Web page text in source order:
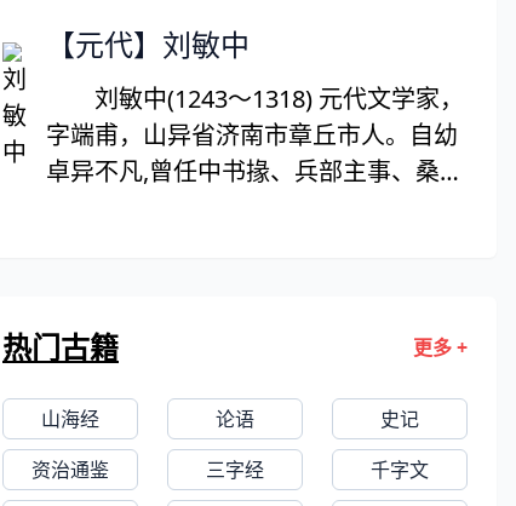
阔，含意深沉，在晚唐五代词中别树一
帜，对后世词坛影响深远。
的妻子被惊死。为妻家诉讼入狱，死于
【元代】刘敏中
刘敏中(1243～1318) 元代文学家，
字端甫，山异省济南市章丘市人。自幼
卓异不凡,曾任中书掾、兵部主事、桑察
刘敏中一生为官清正,以时事为忧。敢于
弊。仕世祖、成宗、武宗三朝，多为桑
察官，受到皇帝的嘉纳。
热门古籍 更多 +
山海经 论语
史记
资治通鉴
三字经
千字文